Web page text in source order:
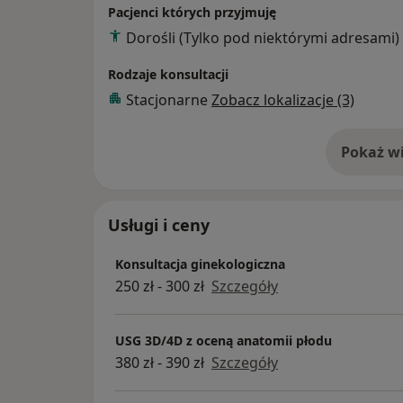
Legitymuję się certyfikatem Fetal Medicine
certyfikatem umięjętności wykonywania
119/2024), upoważniającymi do
Pacjenci których przyjmuję
Dorośli (Tylko pod niektórymi adresami)
Rodzaje konsultacji
Stacjonarne Zobacz lokalizacje (3)
Pokaż o
Usługi i ceny
Konsultacja ginekologiczna
250 zł - 300 zł Szczegóły
USG 3D/4D z oceną anatomii płodu
380 zł - 390 zł Szczegóły